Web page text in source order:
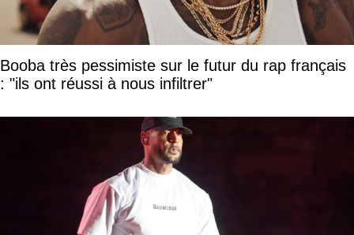
Booba très pessimiste sur le futur du rap français
: "ils ont réussi à nous infiltrer"